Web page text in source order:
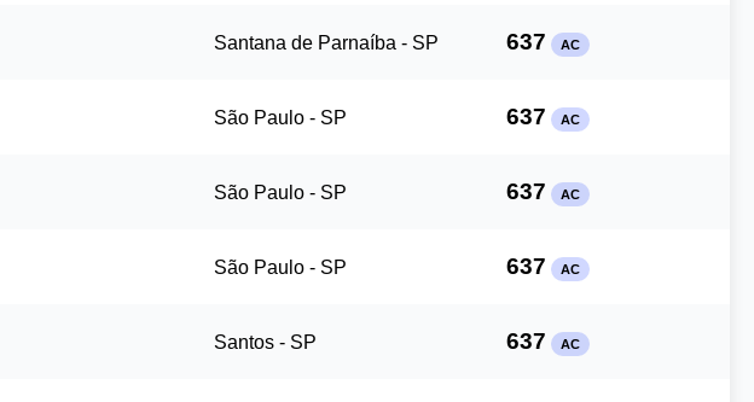
Santana de Parnaíba - SP 637 AC
São Paulo - SP 637 AC
São Paulo - SP 637 AC
São Paulo - SP 637 AC
Santos - SP 637 AC